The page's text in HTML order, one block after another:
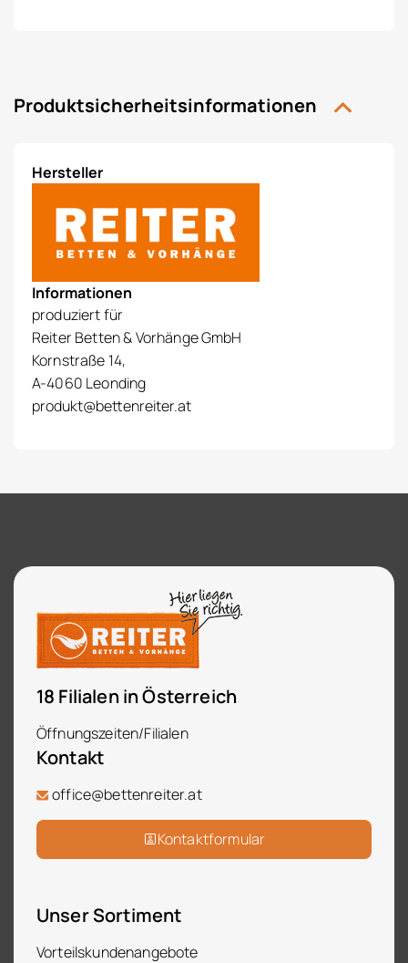
Produktsicherheitsinformationen
Hersteller
Informationen
produziert für
Reiter Betten & Vorhänge GmbH
Kornstraße 14,
A-4060 Leonding
produkt@bettenreiter.at
18 Filialen in Österreich
Öffnungszeiten/Filialen
Kontakt
office@bettenreiter.at
Kontaktformular
Unser Sortiment
Vorteilskundenangebote